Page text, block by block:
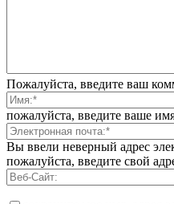
Пожалуйста, введите ваш
пожалуйста, введите ваше
Вы ввели неверный адрес
пожалуйста, введите свой